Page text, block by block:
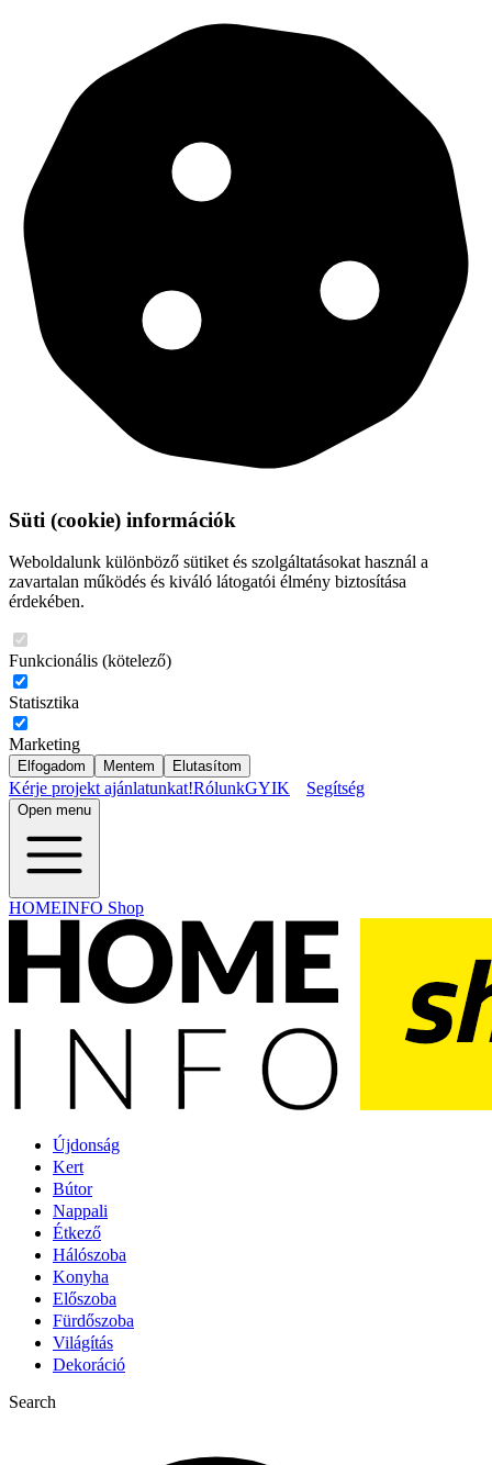
Süti (cookie) információk
Weboldalunk különböző sütiket és szolgáltatásokat használ a
zavartalan működés és kiváló látogatói élmény biztosítása
érdekében.
Funkcionális (kötelező)
Statisztika
Marketing
Elfogadom Mentem Elutasítom
Kérje projekt ajánlatunkat!RólunkGYIK Segítség
Open menu
HOMEINFO Shop
Újdonság
Kert
Bútor
Nappali
Étkező
Hálószoba
Konyha
Előszoba
Fürdőszoba
Világítás
Dekoráció
Search